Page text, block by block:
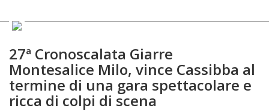
27ª Cronoscalata Giarre
Montesalice Milo, vince Cassibba al
termine di una gara spettacolare e
ricca di colpi di scena